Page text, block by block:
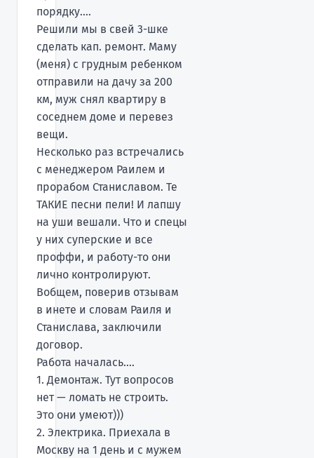
порядку....
Решили мы в свей 3-шке
сделать кап. ремонт. Маму
(меня) с грудным ребенком
отправили на дачу за 200
км, муж снял квартиру в
соседнем доме и перевез
вещи.
Несколько раз встречались
с менеджером Раилем и
прорабом Станиславом. Те
ТАКИЕ песни пели! И лапшу
на уши вешали. Что и спецы
у них суперские и все
проффи, и работу-то они
лично контролируют.
Вобщем, поверив отзывам
в инете и словам Раиля и
Станислава, заключили
договор.
Работа началась....
1. Демонтаж. Тут вопросов
нет — ломать не строить.
Это они умеют)))
2. Электрика. Приехала в
Москву на 1 день и с мужем